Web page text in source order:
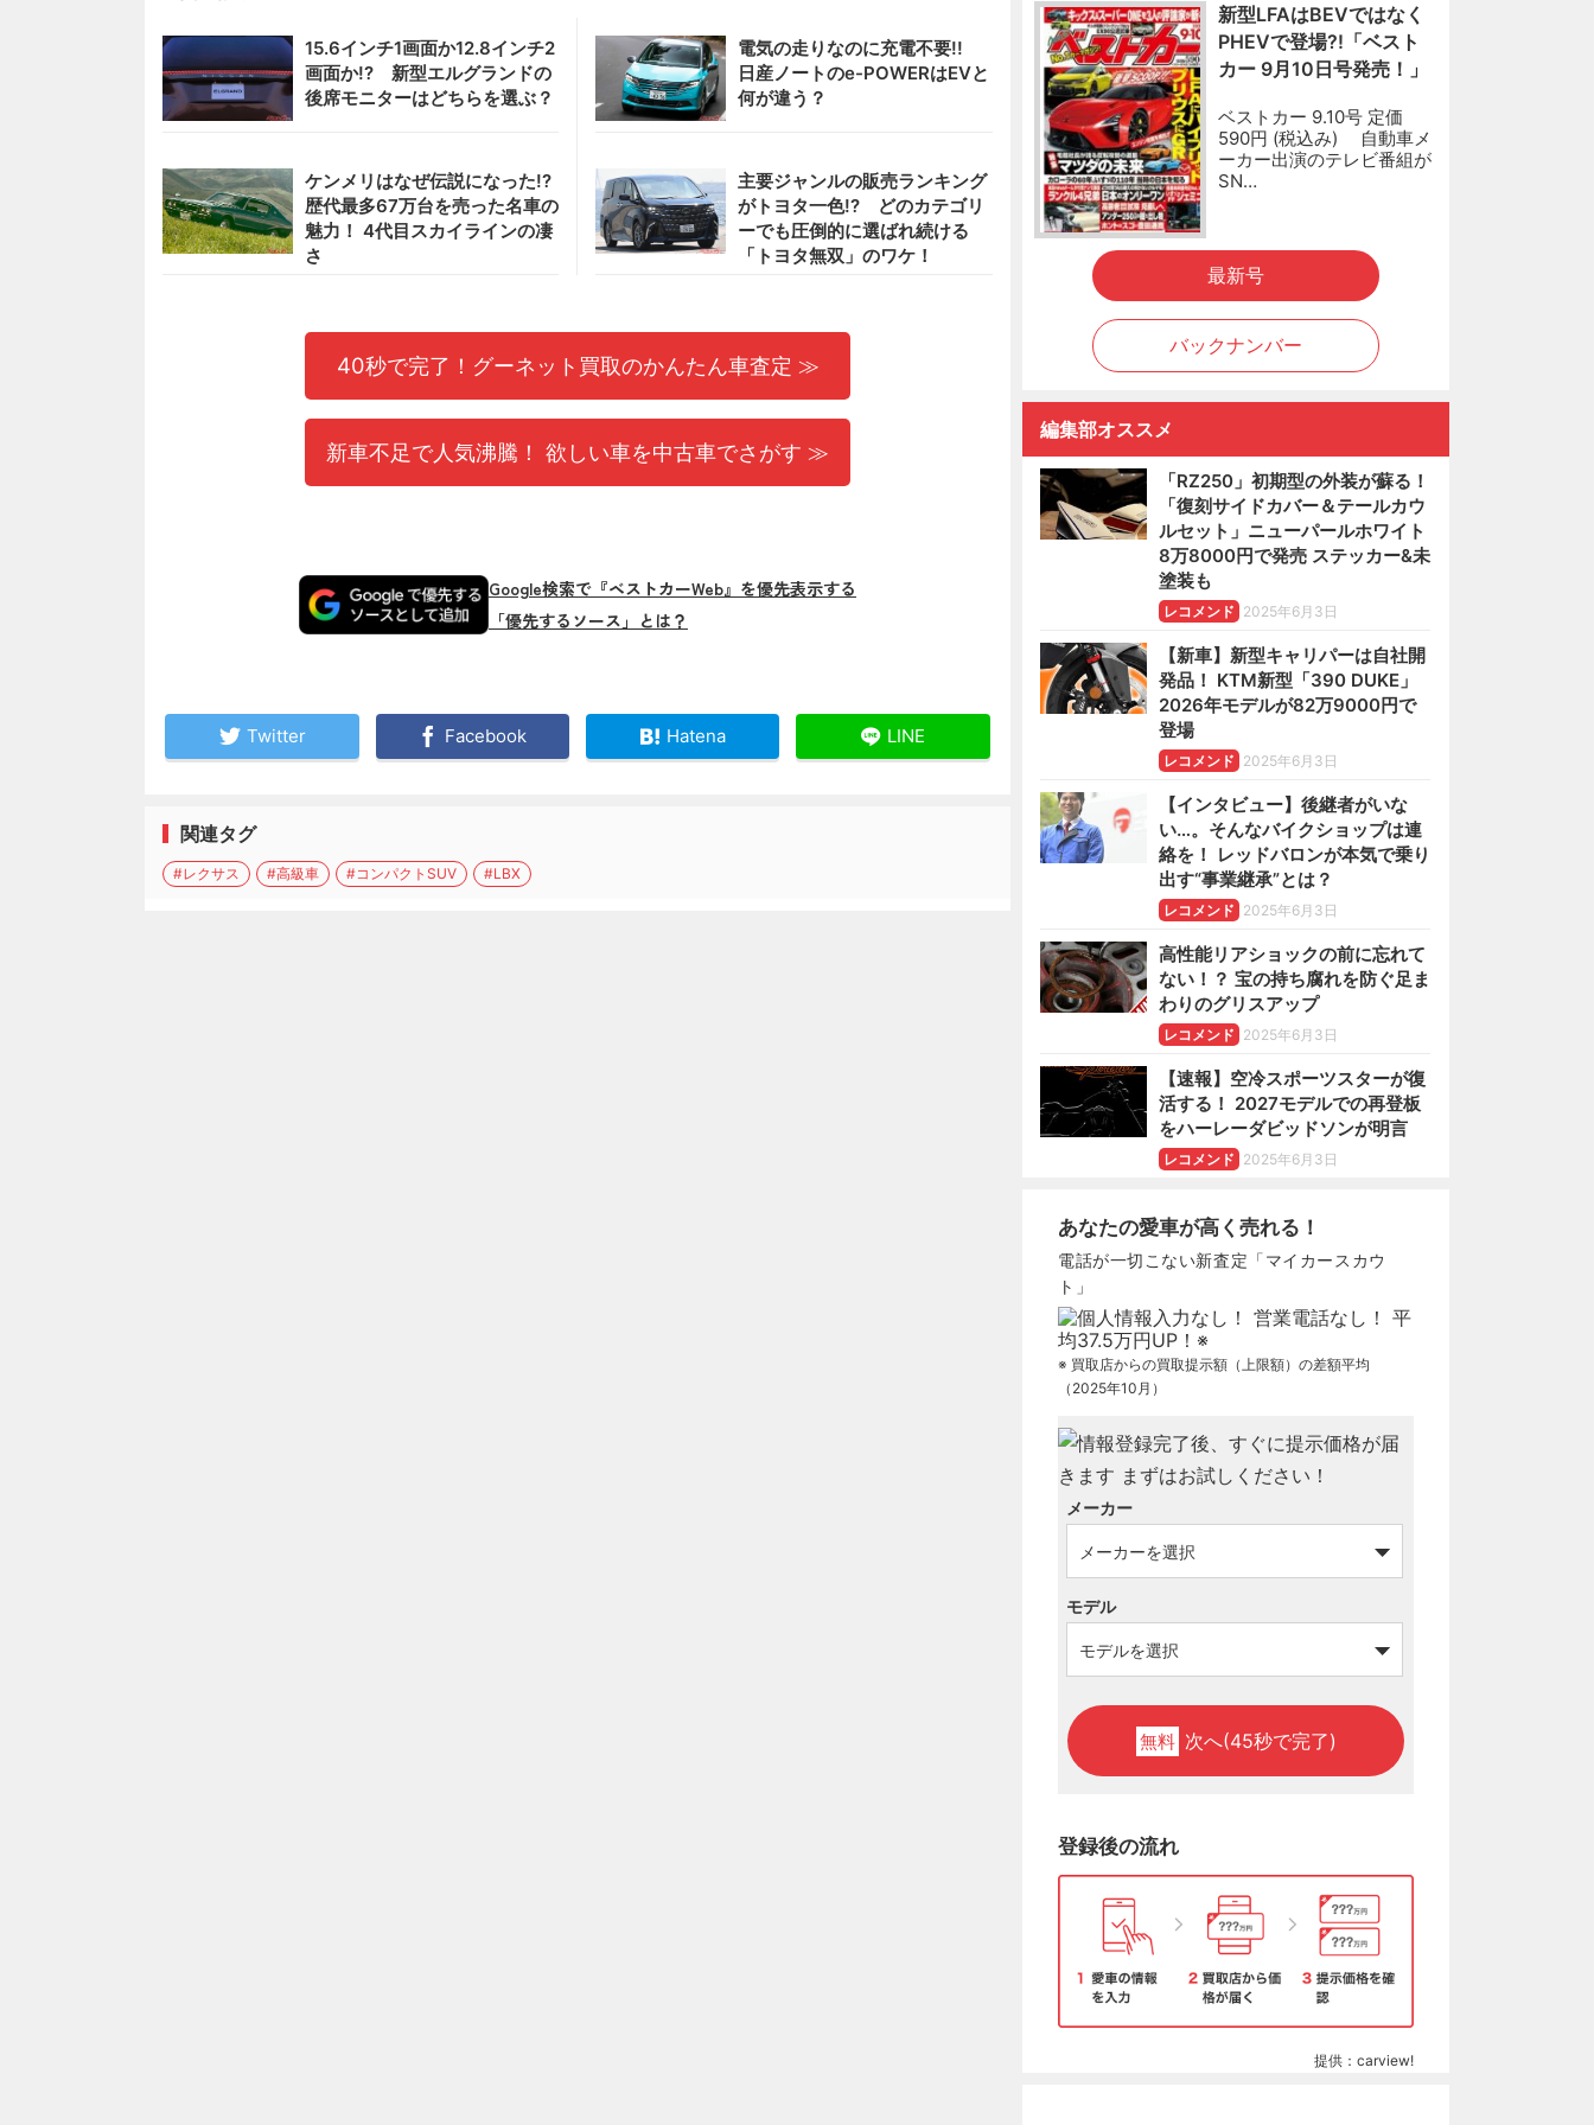
15.6インチ1画面か12.8インチ2
画面か!? 新型エルグランドの
後席モニターはどちらを選ぶ？
電気の走りなのに充電不要!!
日産ノートのe-POWERはEVと
何が違う？
ケンメリはなぜ伝説になった!?
歴代最多67万台を売った名車の
魅力！ 4代目スカイラインの凄
さ
主要ジャンルの販売ランキング
がトヨタ一色!? どのカテゴリ
ーでも圧倒的に選ばれ続ける
「トヨタ無双」のワケ！
40秒で完了！グーネット買取のかんたん車査定 ≫
新車不足で人気沸騰！ 欲しい車を中古車でさがす ≫
Google検索で『ベストカーWeb』を優先表示する
「優先するソース」とは？
Twitter Facebook Hatena LINE
関連タグ
#レクサス #高級車 #コンパクトSUV #LBX
新型LFAはBEVではなく
PHEVで登場?!「ベスト
カー 9月10日号発売！」
ベストカー 9.10号 定価
590円 (税込み) 自動車メ
ーカー出演のテレビ番組が
SN…
最新号
バックナンバー
編集部オススメ
「RZ250」初期型の外装が蘇る！
「復刻サイドカバー＆テールカウ
ルセット」ニューパールホワイト
8万8000円で発売 ステッカー&未
塗装も
レコメンド 2025年6月3日
【新車】新型キャリパーは自社開
発品！ KTM新型「390 DUKE」
2026年モデルが82万9000円で
登場
レコメンド 2025年6月3日
【インタビュー】後継者がいな
い…。そんなバイクショップは連
絡を！ レッドバロンが本気で乗り
出す“事業継承”とは？
レコメンド 2025年6月3日
高性能リアショックの前に忘れて
ない！？ 宝の持ち腐れを防ぐ足ま
わりのグリスアップ
レコメンド 2025年6月3日
【速報】空冷スポーツスターが復
活する！ 2027モデルでの再登板
をハーレーダビッドソンが明言
レコメンド 2025年6月3日
あなたの愛車が高く売れる！
電話が一切こない新査定「マイカースカウ
ト」
※ 買取店からの買取提示額（上限額）の差額平均
（2025年10月）
メーカー
モデル
無料 次へ(45秒で完了)
登録後の流れ
提供：carview!